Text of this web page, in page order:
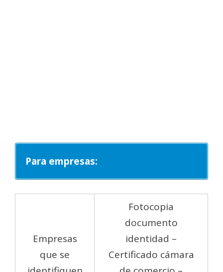
Para empresas:
Empresas
que se
Fotocopia
documento
identidad –
Certificado cámara